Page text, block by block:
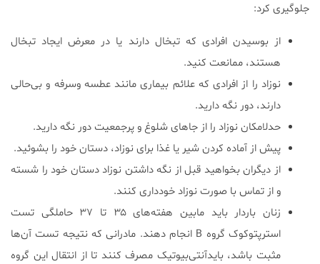
جلوگیری کرد:
از بوسیدن افرادی که تبخال دارند یا در معرض ایجاد تبخال
هستند، ممانعت کنید.
نوزاد را از افرادی که علائم بیماری مانند عطسه و‌سرفه و بی‌حالی
دارند، دور نگه دارید.
حدلامکان نوزاد را از جاهای شلوغ و پرجمعیت دور نگه دارید.
پیش از آماده کردن شیر یا غذا برای نوزاد، دستان خود را بشوئید.
از دیگران بخواهید قبل از نگه داشتن نوزاد دستان خود را شسته
و از تماس با صورت نوزاد خودداری کنند.
زنان باردار باید مابین هفته‌های ۳۵ تا ۳۷ حاملگی تست
استرپتوکوک گروه B انجام دهند. مادرانی که نتیجه تست آن‌ها
مثبت باشد، باید‌آنتی‌بیوتیک مصرف کنند تا از انتقال این گروه